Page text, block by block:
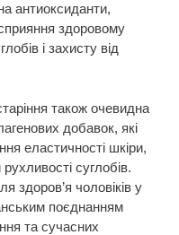
антиоксиданти,
здоровому
і захисту від
також очевидна
добавок, які
еластичності шкіри,
суглобів.
здоров’я чоловіків у
поєднанням
та сучасних